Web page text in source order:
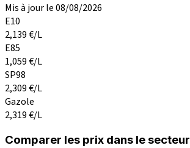
Mis à jour le 08/08/2026
E10
2,139€/L
E85
1,059€/L
SP98
2,309€/L
Gazole
2,319€/L
Comparer les prix dans le secteur